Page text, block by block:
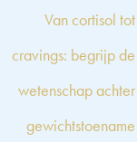
Van cortisol tot
cravings: begrijp de
wetenschap achter
gewichtstoename